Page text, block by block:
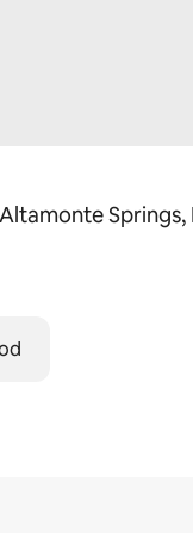
Springs,